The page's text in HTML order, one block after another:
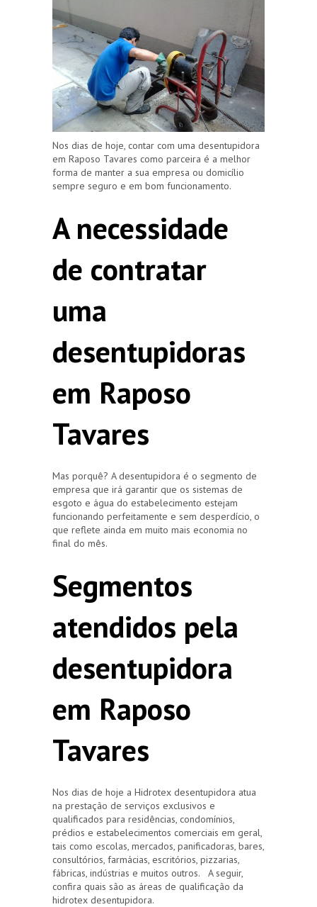
Nos dias de hoje, contar com uma desentupidora
em Raposo Tavares como parceira é a melhor
forma de manter a sua empresa ou domicílio
sempre seguro e em bom funcionamento.
A necessidade
de contratar
uma
desentupidoras
em Raposo
Tavares
Mas porquê? A desentupidora é o segmento de
empresa que irá garantir que os sistemas de
esgoto e água do estabelecimento estejam
funcionando perfeitamente e sem desperdício, o
que reflete ainda em muito mais economia no
final do mês.
Segmentos
atendidos pela
desentupidora
em Raposo
Tavares
Nos dias de hoje a Hidrotex desentupidora atua
na prestação de serviços exclusivos e
qualificados para residências, condomínios,
prédios e estabelecimentos comerciais em geral,
tais como escolas, mercados, panificadoras, bares,
consultórios, farmácias, escritórios, pizzarias,
fábricas, indústrias e muitos outros. A seguir,
confira quais são as áreas de qualificação da
hidrotex desentupidora.